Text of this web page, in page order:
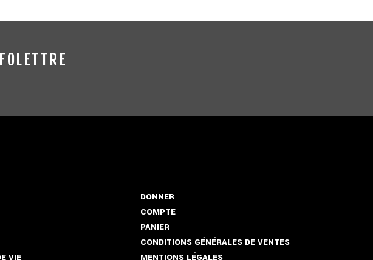
VIE
DONNER
COMPTE
PANIER
CONDITIONS GÉNÉRALES DE VENTES
MENTIONS LÉGALES